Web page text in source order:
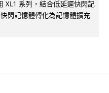
XL1 系列，結合低延遲快閃記
閃記憶體轉化為記憶體擴充